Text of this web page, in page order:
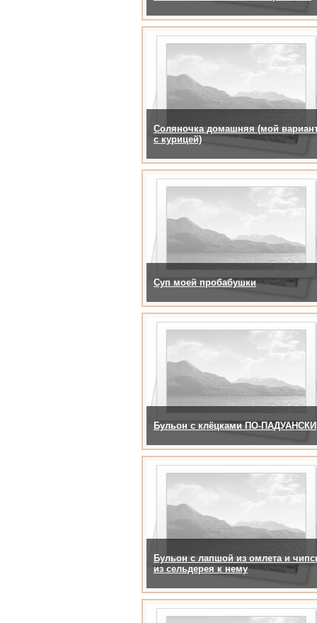
Соляночка домашняя (мой
с курицей)
Суп моей пробабушки
Бульон с клёцками ПО-ПАДУАНСКИ
Бульон с лапшой из омлета и
из сельдерея к нему